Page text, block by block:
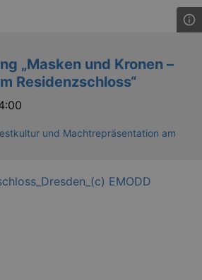
„Masken und Kronen –
Residenzschloss“
und Machtrepräsentation am